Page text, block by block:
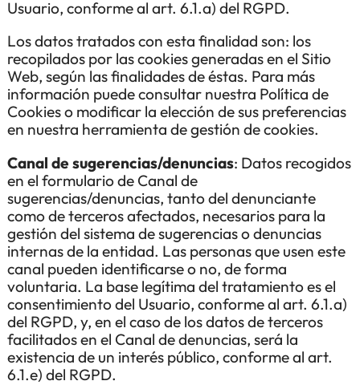
Usuario, conforme al art. 6.1.a) del RGPD.
Los datos tratados con esta finalidad son: los
recopilados por las cookies generadas en el Sitio
Web, según las finalidades de éstas. Para más
información puede consultar nuestra Política de
Cookies o modificar la elección de sus preferencias
en nuestra herramienta de gestión de cookies.
Canal de sugerencias/denuncias: Datos recogidos
en el formulario de Canal de
sugerencias/denuncias, tanto del denunciante
como de terceros afectados, necesarios para la
gestión del sistema de sugerencias o denuncias
internas de la entidad. Las personas que usen este
canal pueden identificarse o no, de forma
voluntaria. La base legítima del tratamiento es el
consentimiento del Usuario, conforme al art. 6.1.a)
del RGPD, y, en el caso de los datos de terceros
facilitados en el Canal de denuncias, será la
existencia de un interés público, conforme al art.
6.1.e) del RGPD.